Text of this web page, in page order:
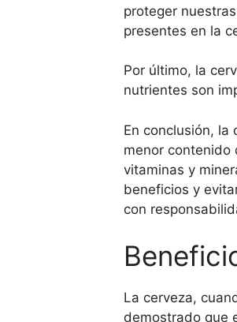
proteger
presentes en la
Por último, la
nutrientes son
En conclusión,
menor contenido
vitaminas y
beneficios y
con
La cerveza,
demostrado que